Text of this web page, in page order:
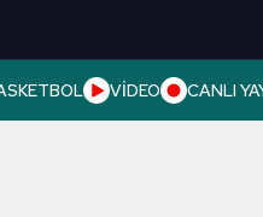
VİDEO CANLI